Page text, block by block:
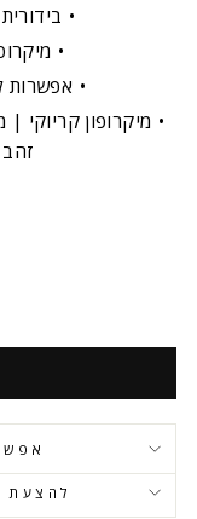
אפשרות
מיקרופון קריוקי |
להצעת